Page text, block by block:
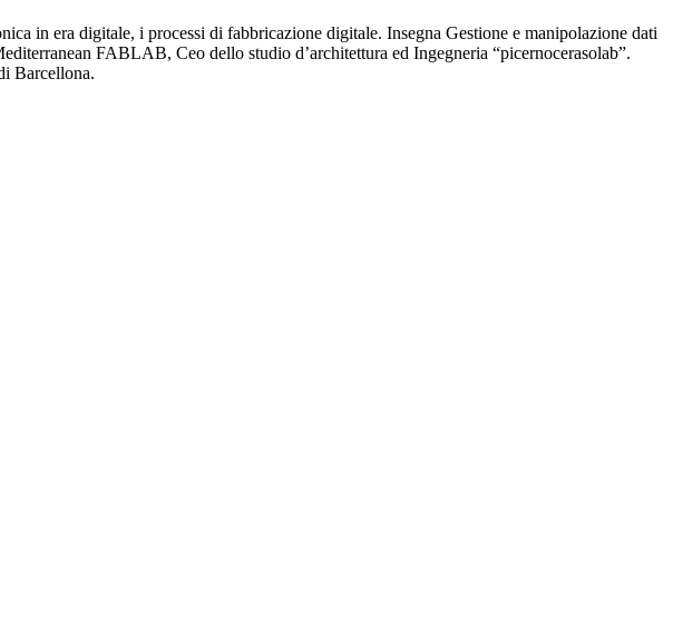
in era digitale, i processi di fabbricazione digitale. Insegna Gestione e manipolazione dati
FABLAB, Ceo dello studio d’architettura ed Ingegneria “picernocerasolab”.
Barcellona.